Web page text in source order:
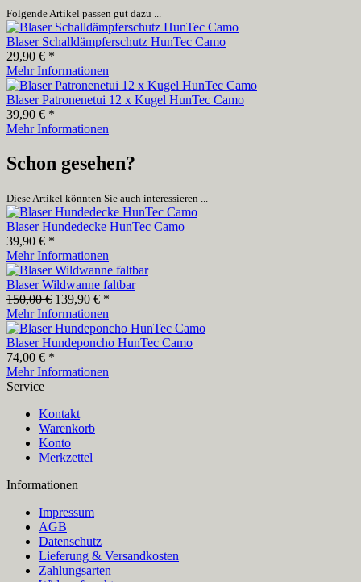
Folgende Artikel passen gut dazu ...
Blaser Schalldämpferschutz HunTec Camo
29,90 € *
Mehr Informationen
Blaser Patronenetui 12 x Kugel HunTec Camo
39,90 € *
Mehr Informationen
Schon gesehen?
Diese Artikel könnten Sie auch interessieren ...
Blaser Hundedecke HunTec Camo
39,90 € *
Mehr Informationen
Blaser Wildwanne faltbar
150,00 € 139,90 € *
Mehr Informationen
Blaser Hundeponcho HunTec Camo
74,00 € *
Mehr Informationen
Service
Kontakt
Warenkorb
Konto
Merkzettel
Informationen
Impressum
AGB
Datenschutz
Lieferung & Versandkosten
Zahlungsarten